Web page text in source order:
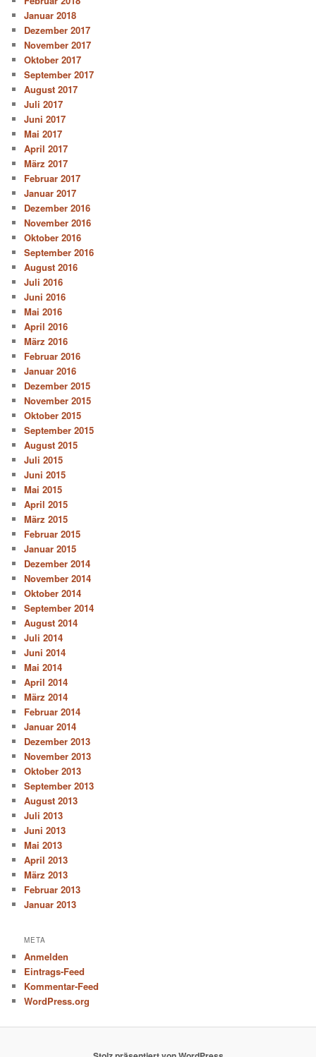
Januar 2018
Dezember 2017
November 2017
Oktober 2017
September 2017
August 2017
Juli 2017
Juni 2017
Mai 2017
April 2017
März 2017
Februar 2017
Januar 2017
Dezember 2016
November 2016
Oktober 2016
September 2016
August 2016
Juli 2016
Juni 2016
Mai 2016
April 2016
März 2016
Februar 2016
Januar 2016
Dezember 2015
November 2015
Oktober 2015
September 2015
August 2015
Juli 2015
Juni 2015
Mai 2015
April 2015
März 2015
Februar 2015
Januar 2015
Dezember 2014
November 2014
Oktober 2014
September 2014
August 2014
Juli 2014
Juni 2014
Mai 2014
April 2014
März 2014
Februar 2014
Januar 2014
Dezember 2013
November 2013
Oktober 2013
September 2013
August 2013
Juli 2013
Juni 2013
Mai 2013
April 2013
März 2013
Februar 2013
Januar 2013
META
Anmelden
Eintrags-Feed
Kommentar-Feed
WordPress.org